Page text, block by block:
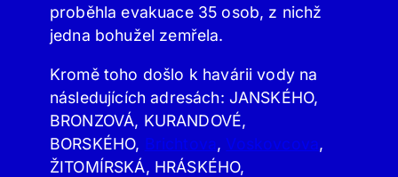
proběhla evakuace 35 osob, z nichž
jedna bohužel zemřela.
Kromě toho došlo k havárii vody na
následujících adresách: JANSKÉHO,
BRONZOVÁ, KURANDOVÉ,
BORSKÉHO, Brichtova, Voskovcova,
ŽITOMÍRSKÁ, HRÁSKÉHO,